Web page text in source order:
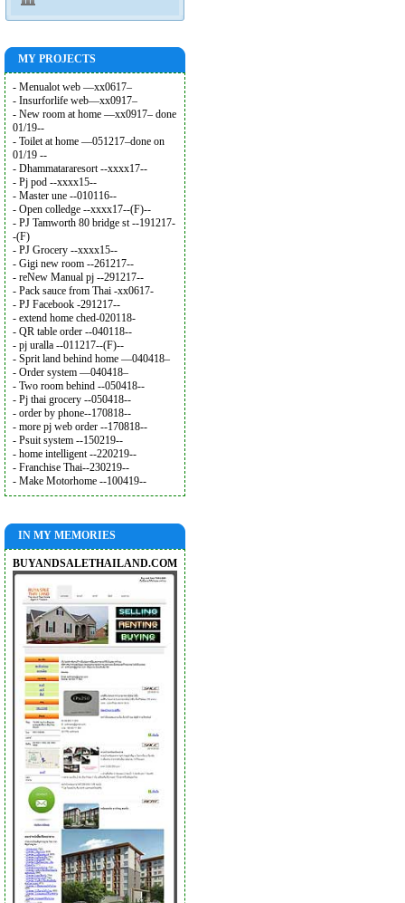
MY PROJECTS
- Menualot web —xx0617–
- Insurforlife web—xx0917–
- New room at home —xx0917– done
01/19--
- Toilet at home —051217–done on
01/19 --
- Dhammatararesort --xxxx17--
- Pj pod --xxxx15--
- Master une --010116--
- Open colledge --xxxx17--(F)--
- PJ Tamworth 80 bridge st --191217-
-(F)
- PJ Grocery --xxxx15--
- Gigi new room --261217--
- reNew Manual pj --291217--
- Pack sauce from Thai -xx0617-
- PJ Facebook -291217--
- extend home ched-020118-
- QR table order --040118--
- pj uralla --011217--(F)--
- Sprit land behind home —040418–
- Order system —040418–
- Two room behind --050418--
- Pj thai grocery --050418--
- order by phone--170818--
- more pj web order --170818--
- Psuit system --150219--
- home intelligent --220219--
- Franchise Thai--230219--
- Make Motorhome --100419--
IN MY MEMORIES
BUYANDSALETHAILAND.COM